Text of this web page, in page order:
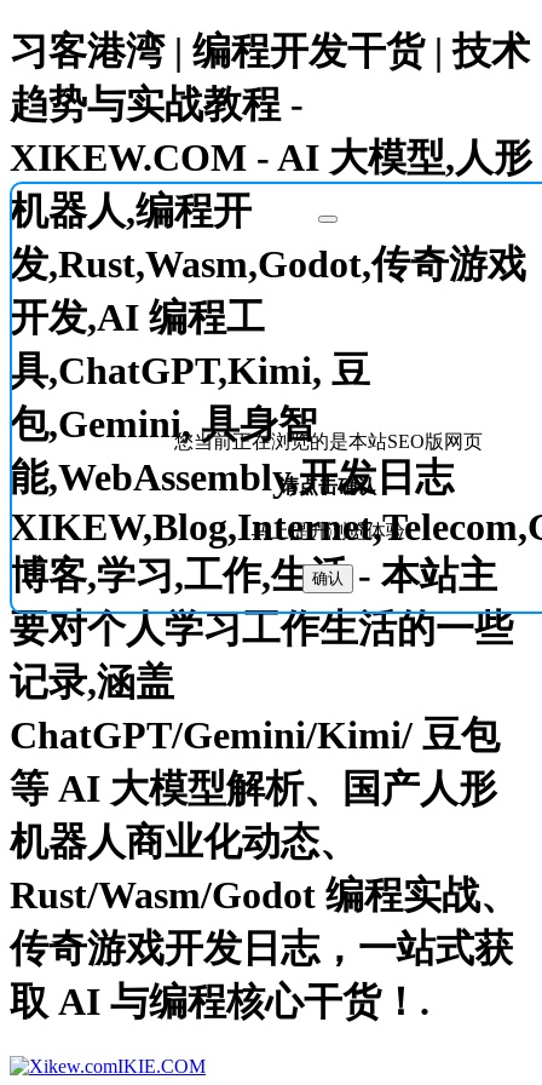
习客港湾 | 编程开发干货 | 技术
趋势与实战教程 -
XIKEW.COM - AI 大模型,人形
机器人,编程开
发,Rust,Wasm,Godot,传奇游戏
开发,AI 编程工
具,ChatGPT,Kimi, 豆
包,Gemini, 具身智
能,WebAssembly,开发日志
博客,学习,工作,生活 - 本站主
要对个人学习工作生活的一些
记录,涵盖
ChatGPT/Gemini/Kimi/ 豆包
等 AI 大模型解析、国产人形
机器人商业化动态、
Rust/Wasm/Godot 编程实战、
传奇游戏开发日志，一站式获
取 AI 与编程核心干货！.
您当前正在浏览的是本站SEO版网页
请点击确认
马上提升浏览体验
确认
IKIE.COM